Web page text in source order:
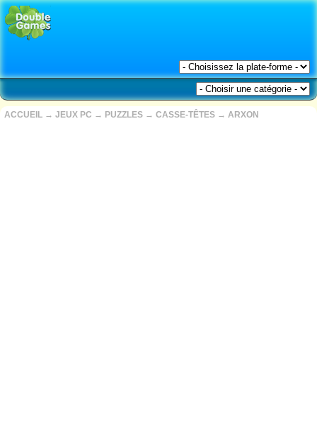
ACCUEIL → JEUX PC → PUZZLES → CASSE-TÊTES → ARXON